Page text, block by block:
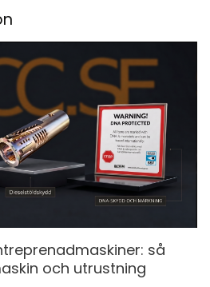
så
och utrustning